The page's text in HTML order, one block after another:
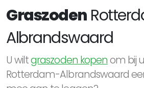
Graszoden
Albrandswaard
U wiltgraszoden kopenom bij
Rotterdam-Albrandswaard